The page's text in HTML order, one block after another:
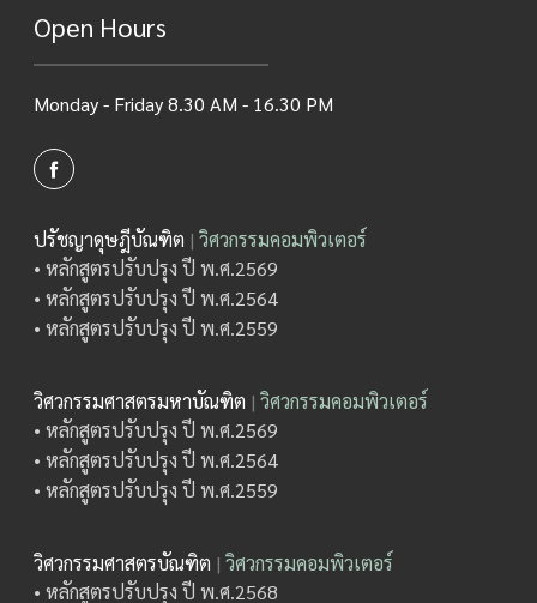
Open Hours
Monday - Friday 8.30 AM - 16.30 PM
ปรัชญาดุษฎีบัณฑิต | วิศวกรรมคอมพิวเตอร์
• หลักสูตรปรับปรุง ปี พ.ศ.2569
• หลักสูตรปรับปรุง ปี พ.ศ.2564
• หลักสูตรปรับปรุง ปี พ.ศ.2559
วิศวกรรมศาสตรมหาบัณฑิต | วิศวกรรมคอมพิวเตอร์
• หลักสูตรปรับปรุง ปี พ.ศ.2569
• หลักสูตรปรับปรุง ปี พ.ศ.2564
• หลักสูตรปรับปรุง ปี พ.ศ.2559
วิศวกรรมศาสตรบัณฑิต | วิศวกรรมคอมพิวเตอร์
• หลักสูตรปรับปรุง ปี พ.ศ.2568